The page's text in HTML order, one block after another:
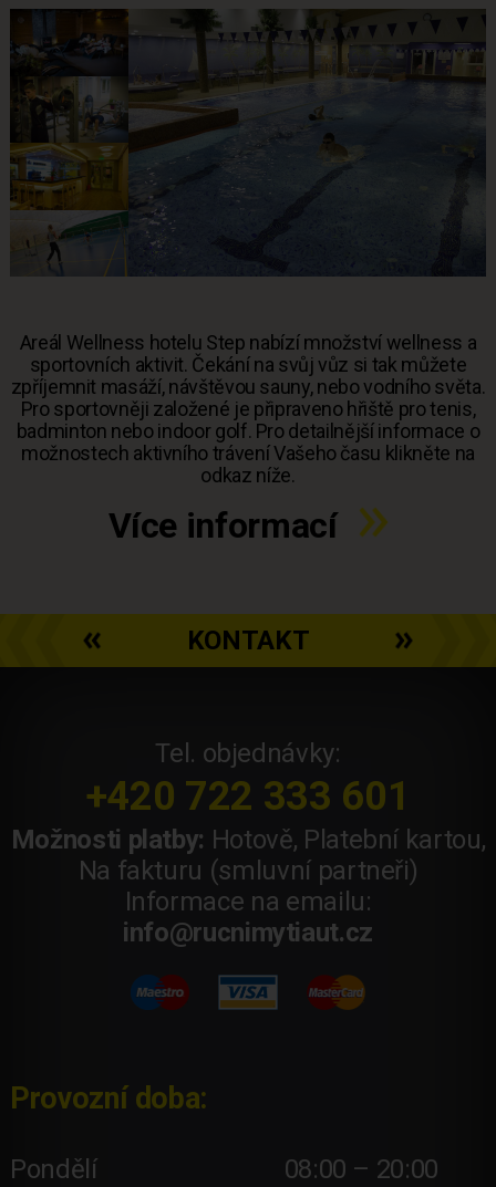
Areál Wellness hotelu Step nabízí množství wellness a
sportovních aktivit. Čekání na svůj vůz si tak můžete
zpříjemnit masáží, návštěvou sauny, nebo vodního světa.
Pro sportovněji založené je připraveno hřiště pro tenis,
badminton nebo indoor golf. Pro detailnější informace o
možnostech aktivního trávení Vašeho času klikněte na
odkaz níže.
Více informací
KONTAKT
Tel. objednávky:
+420 722 333 601
Možnosti platby: Hotově, Platební kartou,
Na fakturu (smluvní partneři)
Informace na emailu:
info@rucnimytiaut.cz
Provozní doba:
Pondělí
08:00 – 20:00